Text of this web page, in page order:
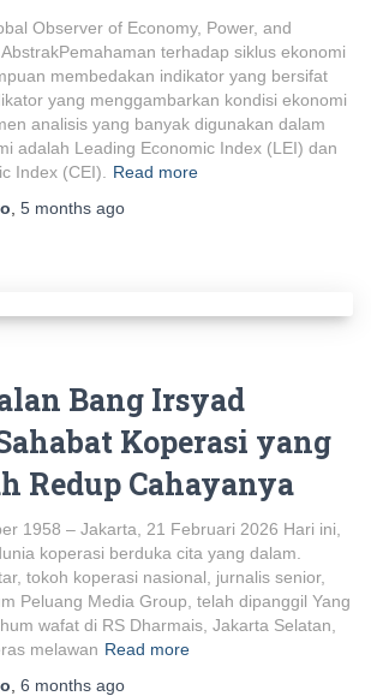
Observer of Economy, Power, and
terhadap siklus ekonomi
membedakan indikator yang bersifat
yang menggambarkan kondisi ekonomi
analisis yang banyak digunakan dalam
adalah Leading Economic Index (LEI) dan
Index (CEI).
Read more
5 months ago
Bang Irsyad
Koperasi yang
Redup Cahayanya
1958 – Jakarta, 21 Februari 2026 Hari ini,
koperasi berduka cita yang dalam.
tokoh koperasi nasional, jurnalis senior,
Peluang Media Group, telah dipanggil Yang
wafat di RS Dharmais, Jakarta Selatan,
melawan Read more
6 months ago